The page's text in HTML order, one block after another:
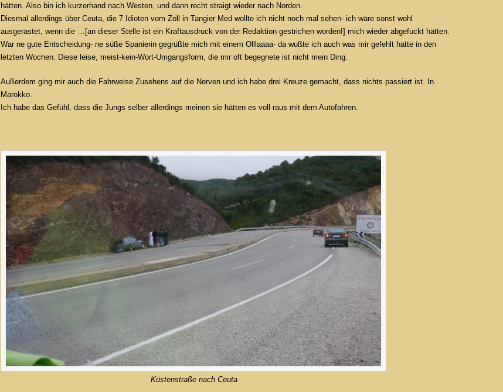
hätten. Also bin ich kurzerhand nach Westen, und dann recht straigt wieder nach Norden.
Diesmal allerdings über Ceuta, die 7 Idioten vom Zoll in Tangier Med wollte ich nicht noch mal sehen- ich wäre sonst wohl
ausgerastet, wenn die …[an dieser Stelle ist ein Kraftausdruck von der Redaktion gestrichen worden!] mich wieder abgefuckt hätten.
War ne gute Entscheidung- ne süße Spanierin gegrüßte mich mit einem Olllaaaa- da wußte ich auch was mir gefehlt hatte in den
letzten Wochen. Diese leise, meist-kein-Wort-Umgangsform, die mir oft begegnete ist nicht mein Ding.
Außerdem ging mir auch die Fahrweise Zusehens auf die Nerven und ich habe drei Kreuze gemacht, dass nichts passiert ist. In
Marokko.
Ich habe das Gefühl, dass die Jungs selber allerdings meinen sie hätten es voll raus mit dem Autofahren.
Küstenstraße nach Ceuta